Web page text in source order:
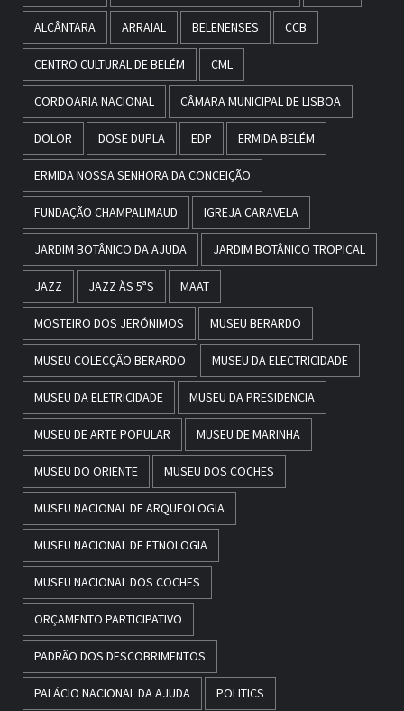
ALCÂNTARA ARRAIAL BELENENSES CCB
CENTRO CULTURAL DE BELÉM CML
CORDOARIA NACIONAL CÂMARA MUNICIPAL DE LISBOA
DOLOR DOSE DUPLA EDP ERMIDA BELÉM
ERMIDA NOSSA SENHORA DA CONCEIÇÃO
FUNDAÇÃO CHAMPALIMAUD IGREJA CARAVELA
JARDIM BOTÂNICO DA AJUDA JARDIM BOTÂNICO TROPICAL
JAZZ JAZZ ÀS 5ªS MAAT
MOSTEIRO DOS JERÓNIMOS MUSEU BERARDO
MUSEU COLECÇÃO BERARDO MUSEU DA ELECTRICIDADE
MUSEU DA ELETRICIDADE MUSEU DA PRESIDENCIA
MUSEU DE ARTE POPULAR MUSEU DE MARINHA
MUSEU DO ORIENTE MUSEU DOS COCHES
MUSEU NACIONAL DE ARQUEOLOGIA
MUSEU NACIONAL DE ETNOLOGIA
MUSEU NACIONAL DOS COCHES
ORÇAMENTO PARTICIPATIVO
PADRÃO DOS DESCOBRIMENTOS
PALÁCIO NACIONAL DA AJUDA POLITICS